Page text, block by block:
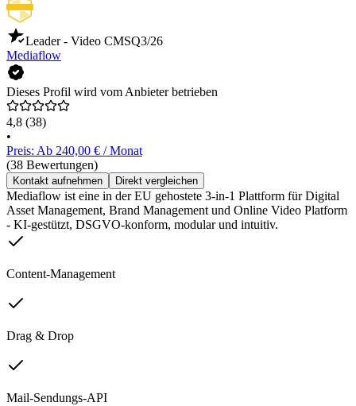
Leader - Video CMSQ3/26
Mediaflow
Dieses Profil wird vom Anbieter betrieben
4,8 (38)
•
Preis: Ab 240,00 € / Monat
(38 Bewertungen)
Kontakt aufnehmen Direkt vergleichen
Mediaflow ist eine in der EU gehostete 3-in-1 Plattform für Digital
Asset Management, Brand Management und Online Video Platform
- KI-gestützt, DSGVO-konform, modular und intuitiv.
Content-Management
Drag & Drop
Mail-Sendungs-API